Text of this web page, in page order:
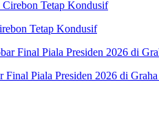
Tetap Kondusif
Piala Presiden 2026 di